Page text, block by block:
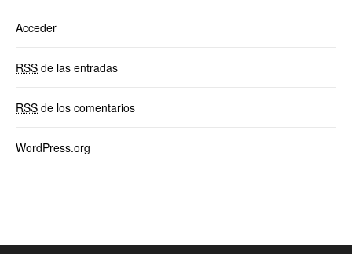
Acceder
RSS de las entradas
RSS de los comentarios
WordPress.org